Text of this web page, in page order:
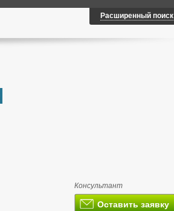
Расширенный поиск
Консультант
Оставить заявку